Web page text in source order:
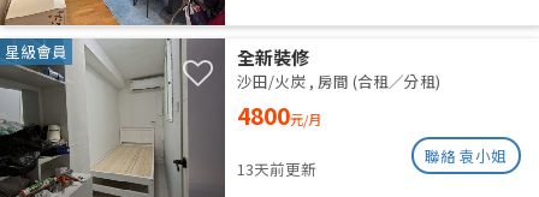
星級會員 全新裝修
沙田/火炭 , 房間 (合租／分租)
4800元/月
13天前更新
聯絡 袁小姐